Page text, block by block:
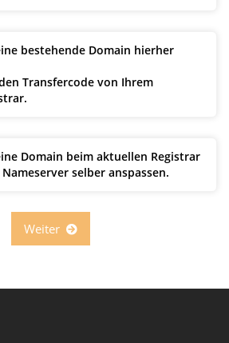
bestehende Domain hierher
Transfercode von Ihrem
Domain beim aktuellen Registrar
selber anspassen.